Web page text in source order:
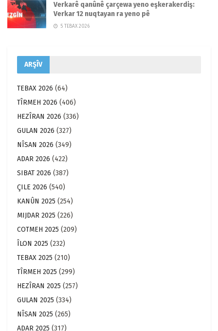
Verkarê qanûnê çarçewa yeno eşkerakerdiş:
Verkar 12 nuqtayan ra yeno pê
5 TEBAX 2026
ARŞÎV
TEBAX 2026 (64)
TÎRMEH 2026 (406)
HEZÎRAN 2026 (336)
GULAN 2026 (327)
NÎSAN 2026 (349)
ADAR 2026 (422)
SIBAT 2026 (387)
ÇILE 2026 (540)
KANÛN 2025 (254)
MIJDAR 2025 (226)
COTMEH 2025 (209)
ÎLON 2025 (232)
TEBAX 2025 (210)
TÎRMEH 2025 (299)
HEZÎRAN 2025 (257)
GULAN 2025 (334)
NÎSAN 2025 (265)
ADAR 2025 (317)